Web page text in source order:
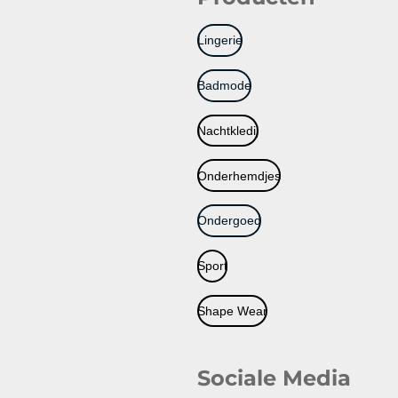
Lingerie
Badmode
Nachtkledij
Onderhemdjes
Ondergoed
Sport
Shape Wear
Sociale Media